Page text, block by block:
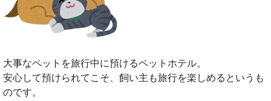
大事なペットを旅行中に預けるペットホテル。
安心して預けられてこそ、飼い主も旅行を楽しめるというも
のです。